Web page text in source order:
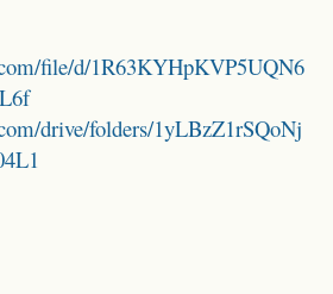
file/d/1R63KYHpKVP5UQN6
drive/folders/1yLBzZ1rSQoNj